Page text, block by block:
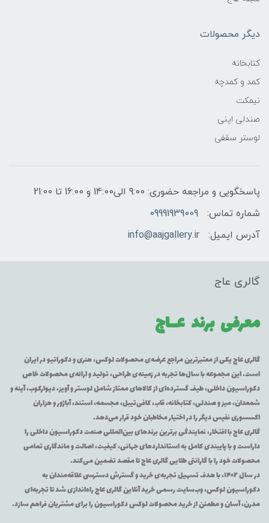
دیگر محصولات
کتابخانه
کمد و کمدچه
نیمکت
صندلی اپنی
لوستر سقفی
پاسخگویی و مراجعه حضوری: 9:00 الی14:00 و 16:00 تا 21:00
شماره تماس:
09991939009
آدرس ایمیل:
info@aajgallery.ir
گالری عاج
معرفی برند عــاج
گالری عاج یکی از معتبرترین مراجع عرضه‌ی محصولات لوکس، هنری و دکوراتیو در ایران
است. این مجموعه با سال‌ها تجربه در زمینه‌ی طراحی، تولید و ارائه‌ی محصولات خاص
دکوراسیون داخلی، طیف گسترده‌ای از کالاهای ممتاز شامل لوستر و آویز، دیوارکوب، آینه و
شمعدان، میز و صندلی، کتابخانه، قاب، کافی‌تیبل، مجسمه، استند، آباژور و هزاران
اکسسوری نفیس دیگر را در اختیار مخاطبان خود قرار می‌دهد.
گالری عاج با افتخار، نمایندگی برترین برندهای بین‌المللی صنعت دکوراسیون داخلی را
داراست و با پایبندی کامل به استانداردهای جهانی، کیفیت، اصالت و ماندگاری تمامی
محصولات خود را با گارانتی طلایی گالری عاج تا مقصد تضمین می‌کند.
در سال ۱۴۰۲، با هدف تسهیل تجربه‌ی خرید و گسترش دسترسی علاقه‌مندان به
دکوراسیون لوکس، وب‌سایت رسمی خرید آنلاین گالری عاج راه‌اندازی شد تا تجربه‌ای
مدرن، آسان و مطمئن از خرید محصولات لوکس دکوراسیون را برای مشتریان فراهم سازد.